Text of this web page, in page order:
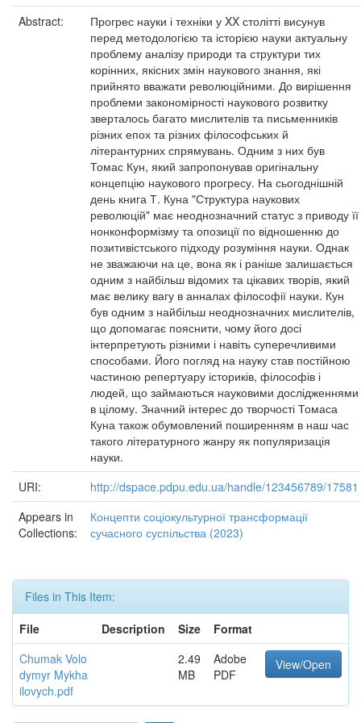
Abstract:
Прогрес науки і техніки у XX столітті висунув
перед методологією та історією науки актуальну
проблему аналізу природи та структури тих
корінних, якісних змін наукового знання, які
прийнято вважати революційними. До вирішення
проблеми закономірності наукового розвитку
зверталось багато мислителів та письменників
різних епох та різних філософських й
літерантурних спрямувань. Одним з них був
Томас Кун, який запропонував оригінальну
концепцію наукового прогресу. На сьогоднішній
день книга Т. Куна "Структура наукових
революцій" має неоднозначний статус з приводу її
нонконформізму та опозиції по відношенню до
позитивістського підходу розуміння науки. Однак
не зважаючи на це, вона як і раніше залишається
одним з найбільш відомих та цікавих творів, який
має велику вагу в анналах філософії науки. Кун
був одним з найбільш неоднозначних мислителів,
що допомагає пояснити, чому його досі
інтерпретують різними і навіть суперечливими
способами. Його погляд на науку став постійною
частиною репертуару істориків, філософів і
людей, що займаються науковими дослідженнями
в цілому. Значний інтерес до творчості Томаса
Куна також обумовлений поширенням в наш час
такого літературного жанру як популяризація
науки.
URI:
http://dspace.pdpu.edu.ua/handle/123456789/17581
Appears in
Collections:
Концепти соціокультурної трансформації
сучасного суспільства (2023)
Files in This Item:
File
Description Size
Format
Chumak Volo
dymyr Mykha
ilovych.pdf
2.49
MB
Adobe
PDF
View/Open